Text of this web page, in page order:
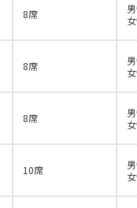
8席
8席
8席
10席